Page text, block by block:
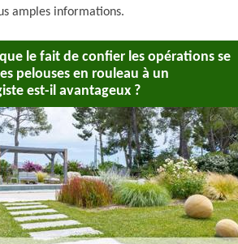
amples informations.
que le fait de confier les opérations se
pelouses en rouleau à un
est-il avantageux ?